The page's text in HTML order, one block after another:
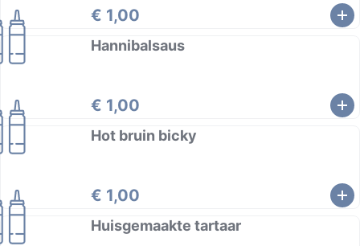
€ 1,00
Hannibalsaus
€ 1,00
Hot bruin bicky
€ 1,00
Huisgemaakte tartaar